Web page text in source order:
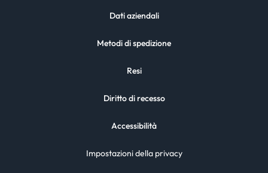
Dati aziendali
Metodi di spedizione
Resi
Diritto di recesso
Accessibilità
Impostazioni della privacy